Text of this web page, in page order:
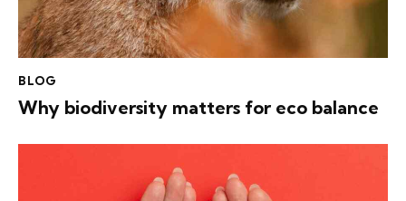
BLOG
Why biodiversity matters for eco balance